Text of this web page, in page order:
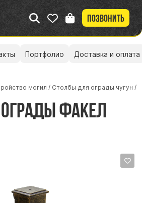
Позвонить
Портфолио Доставка и оплата
могил / Столбы для ограды чугун /
Факел